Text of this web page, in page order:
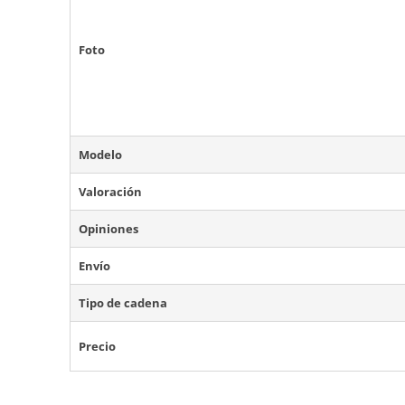
Foto
Modelo
Valoración
Opiniones
Envío
Tipo de cadena
Precio